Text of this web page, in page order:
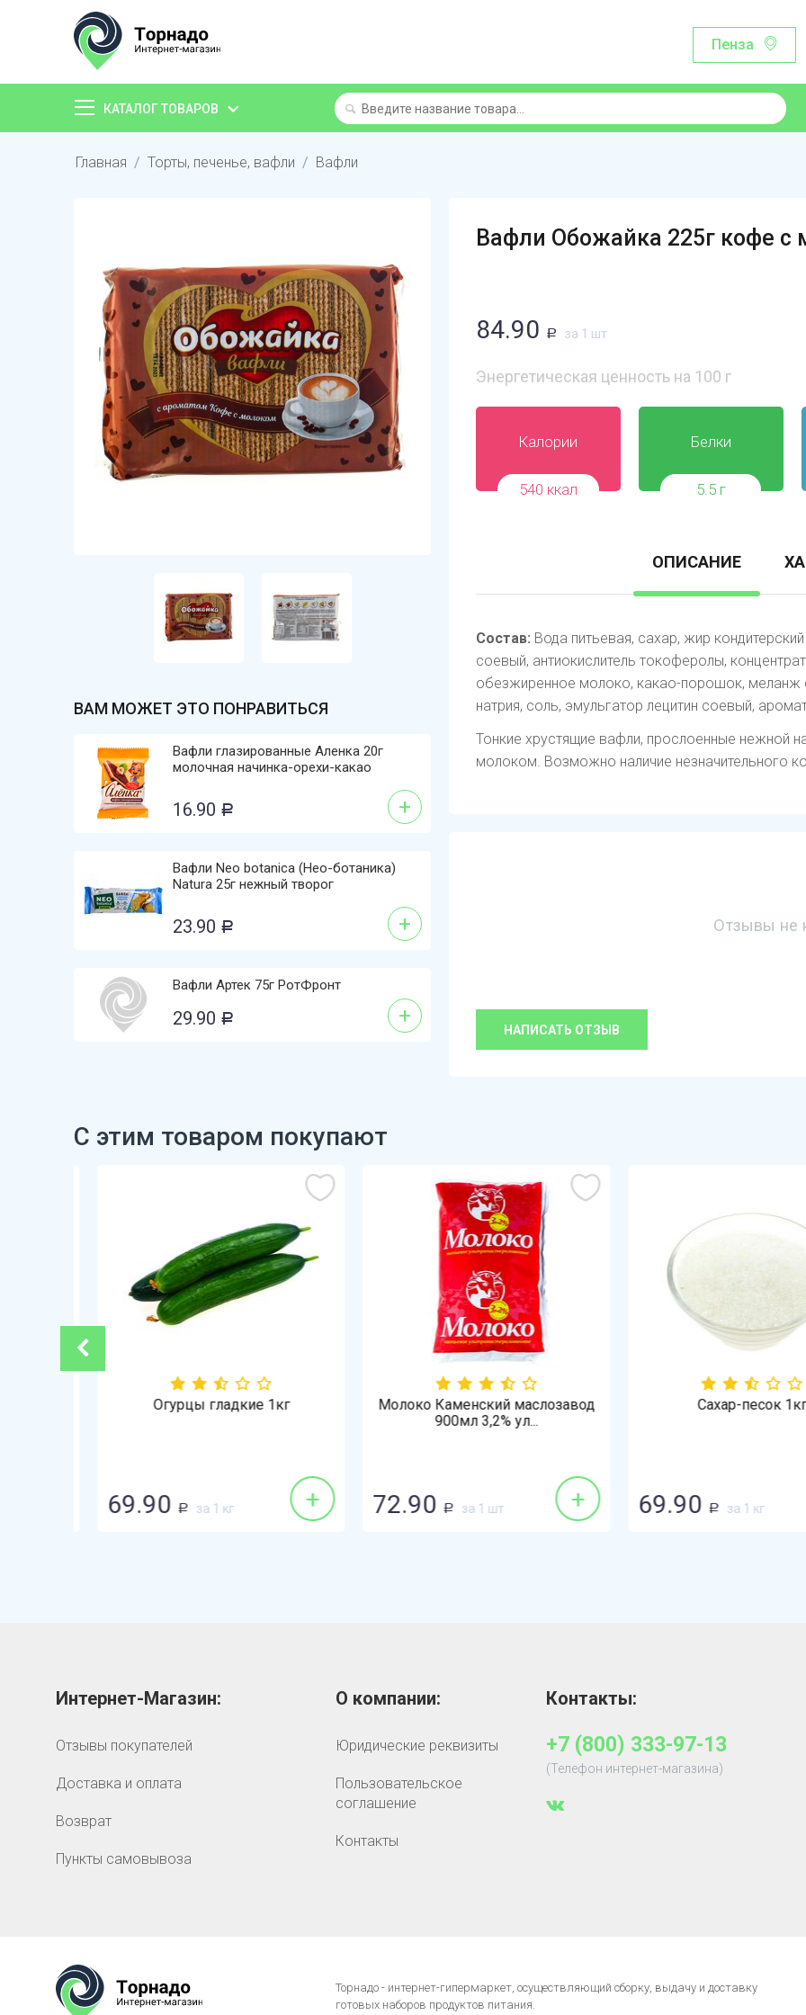
Пенза
КАТАЛОГ ТОВАРОВ
Главная / Торты, печенье, вафли / Вафли
ВАМ МОЖЕТ ЭТО ПОНРАВИТЬСЯ
Вафли глазированные Аленка 20г
молочная начинка-орехи-какао
16.90 Р +
Вафли Neo botanica (Нео-ботаника)
Natura 25г нежный творог
23.90 Р +
Вафли Артек 75г РотФронт
29.90 Р +
Вафли Обожайка 225г кофе с
84.90 Р за 1 шт
Энергетическая ценность на 100 г
Калории
540 ккал
Белки
5.5 г
ОПИСАНИЕ
Состав: Вода питьевая, сахар, жир
соевый, антиокислитель токоферолы,
обезжиренное молоко, какао-порошок, меланж
натрия, соль, эмульгатор лецитин соевый,
Тонкие хрустящие вафли, прослоенные нежной
молоком. Возможно наличие незначительного
Отзывы не
НАПИСАТЬ ОТЗЫВ
С этим товаром покупают
Огурцы гладкие 1кг
69.90 Р за 1 кг +
Молоко Каменский маслозавод
900мл 3,2% ул...
72.90 Р за 1 шт +
Сахар-песок 1кг
69.90 Р за 1 кг
Интернет-Магазин:
Отзывы покупателей
Доставка и оплата
Возврат
Пункты самовывоза
О компании:
Юридические реквизиты
Пользовательское
соглашение
Контакты
Контакты:
+7 (800) 333-97-13
(Телефон интернет-магазина)
Торнадо - интернет-гипермаркет, осуществляющий сборку, выдачу и доставку
готовых наборов продуктов питания.